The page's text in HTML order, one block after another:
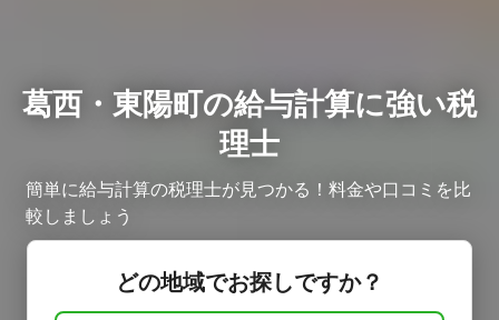
葛西・東陽町の給与計算に強い税
理士
簡単に給与計算の税理士が見つかる！料金や口コミを比
較しましょう ​
どの地域でお探しですか？